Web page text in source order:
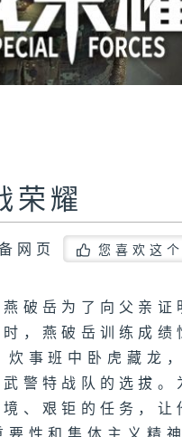
荣耀
网页 您喜欢这
破岳为了向父亲
，燕破岳训练成
炊事班中卧虎藏龙
警特战队的选拔
、艰钜的任务，